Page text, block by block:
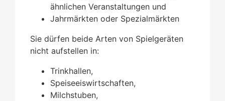
ähnlichen Veranstaltungen und
Jahrmärkten oder Spezialmärkten
Sie dürfen beide Arten von Spielgeräten
nicht aufstellen in:
Trinkhallen,
Speiseeiswirtschaften,
Milchstuben,